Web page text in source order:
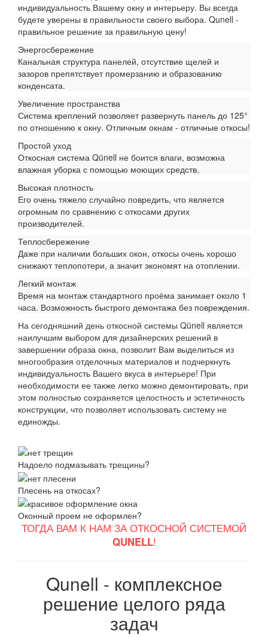
индивидуальность Вашему окну и интерьеру. Вы всегда
будете уверены в правильности своего выбора. Qunell -
правильное решение за правильную цену!
Энергосбережение
Канальная структура панелей, отсутствие щелей и
зазоров препятствует промерзанию и образованию
конденсата.
Увеличение пространства
Система креплений позволяет развернуть панель до 125°
по отношению к окну. Отличным окнам - отличные откосы!
Простой уход
Откосная система Qünell не боится влаги, возможна
влажная уборка с помощью моющих средств.
Высокая плотность
Его очень тяжело случайно повредить, что является
огромным по сравнению с откосами других
производителей.
Теплосбережение
Даже при наличии больших окон, откосы очень хорошо
снижают теплопотери, а значит экономят на отоплении.
Легкий монтаж
Время на монтаж стандартного проёма занимает около 1
часа. Возможность быстрого демонтажа без повреждения.
На сегодняшний день откосной системы Qünell является
наилучшим выбором для дизайнерских решений в
завершении образа окна, позволит Вам выделиться из
многообразия отделочных материалов и подчеркнуть
индивидуальность Вашего вкуса в интерьере! При
необходимости ее также легко можно демонтировать, при
этом полностью сохраняется целостность и эстетичность
конструкции, что позволяет использовать систему не
единожды.
Надоело подмазывать трещины?
Плесень на откосах?
Оконный проем не оформлен?
ТОГДА ВАМ К НАМ ЗА ОТКОСНОЙ СИСТЕМОЙ
QUNELL!
Qunell - комплексное
решение целого ряда
задач